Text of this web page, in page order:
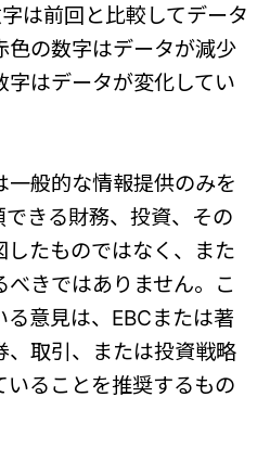
は前回と比較してデータ
色の数字はデータが減少
字はデータが変化してい
一般的な情報提供のみを
できる財務、投資、その
たものではなく、また
きではありません。こ
意見は、EBCまたは著
、取引、または投資戦略
いることを推奨するもの